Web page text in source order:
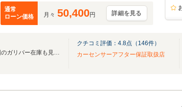
通常
ローン価格
月々 50,400円 詳細を見る
無料電話は24時間ご案内！！全国のガリバー在庫も見たい方は一括照会が可能です！
クチコミ評価： 4.8点（ 146件）
カーセンサーアフター保証取扱店